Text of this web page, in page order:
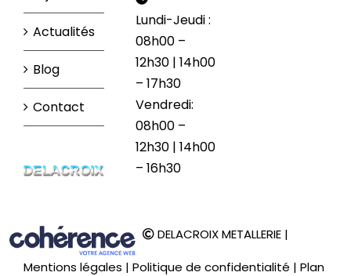
Actualités
Blog
Contact
Lundi-Jeudi :
08h00 –
12h30 | 14h00
– 17h30
Vendredi:
08h00 –
12h30 | 14h00
– 16h30
DELACROIX METALLERIE |
Mentions légales | Politique de confidentialité | Plan